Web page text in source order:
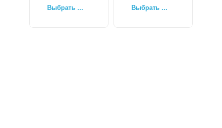
Выбрать ... Выбрать ...